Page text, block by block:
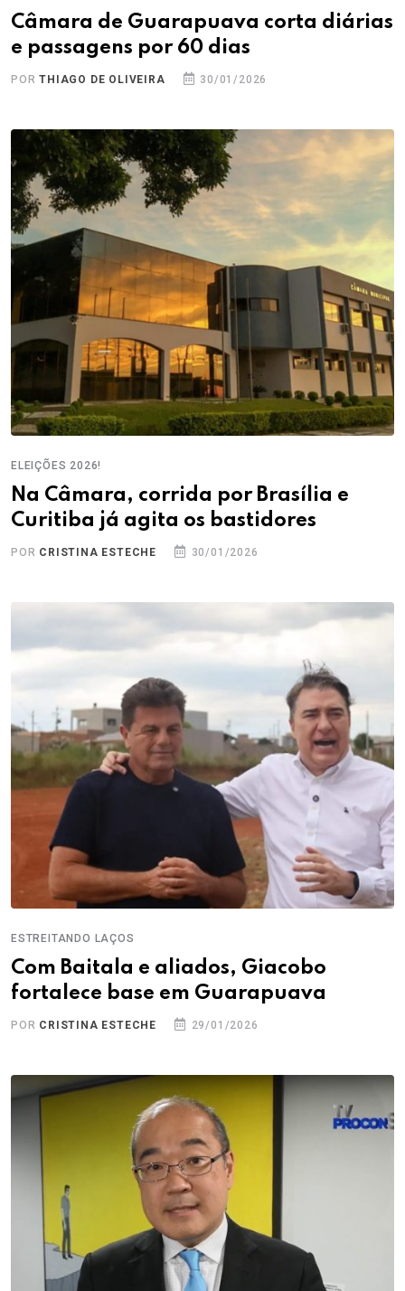
Câmara de Guarapuava corta diárias
e passagens por 60 dias
PORTHIAGO DE OLIVEIRA 30/01/2026
ELEIÇÕES 2026!
Na Câmara, corrida por Brasília e
Curitiba já agita os bastidores
POR CRISTINA ESTECHE 30/01/2026
ESTREITANDO LAÇOS
Com Baitala e aliados, Giacobo
fortalece base em Guarapuava
POR CRISTINA ESTECHE 29/01/2026